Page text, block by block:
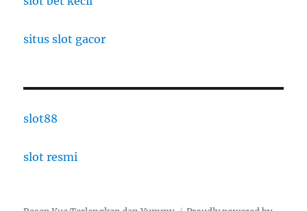
situs slot gacor
slot88
slot resmi